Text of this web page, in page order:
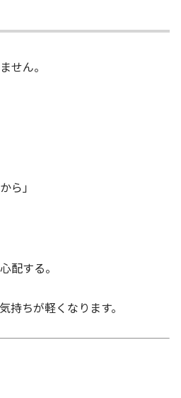
せん。
ら」
配する。
持ちが軽くなります。